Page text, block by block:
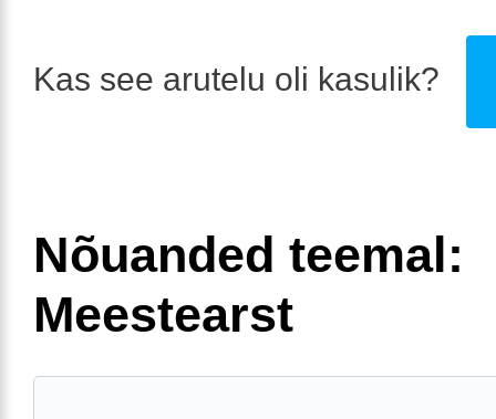
Kas see arutelu oli kasulik?
Nõuanded teemal:
Meestearst